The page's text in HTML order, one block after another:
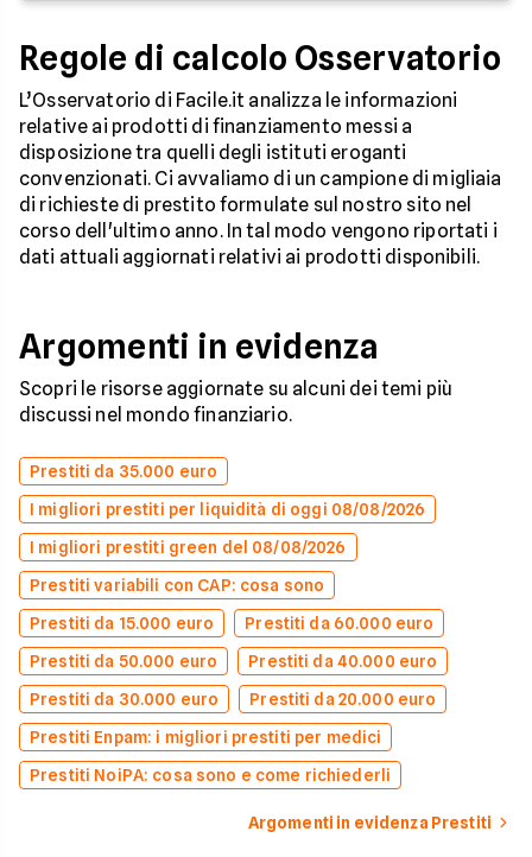
Regole di calcolo Osservatorio
L’Osservatorio di Facile.it analizza le informazioni
relative ai prodotti di finanziamento messi a
disposizione tra quelli degli istituti eroganti
convenzionati. Ci avvaliamo di un campione di migliaia
di richieste di prestito formulate sul nostro sito nel
corso dell'ultimo anno. In tal modo vengono riportati i
dati attuali aggiornati relativi ai prodotti disponibili.
Argomenti in evidenza
Scopri le risorse aggiornate su alcuni dei temi più
discussi nel mondo finanziario.
Prestiti da 35.000 euro
I migliori prestiti per liquidità di oggi 08/08/2026
I migliori prestiti green del 08/08/2026
Prestiti variabili con CAP: cosa sono
Prestiti da 15.000 euro
Prestiti da 60.000 euro
Prestiti da 50.000 euro
Prestiti da 40.000 euro
Prestiti da 30.000 euro
Prestiti da 20.000 euro
Prestiti Enpam: i migliori prestiti per medici
Prestiti NoiPA: cosa sono e come richiederli
Argomenti in evidenza Prestiti